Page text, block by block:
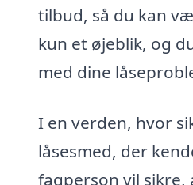
tilbud, så du kan
kun et øjeblik, og
med dine
I en verden, hvor
låsesmed, der
fagperson vil